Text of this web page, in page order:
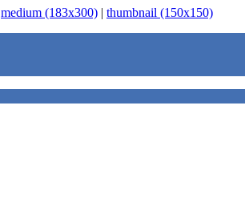
medium (183x300) | thumbnail (150x150)